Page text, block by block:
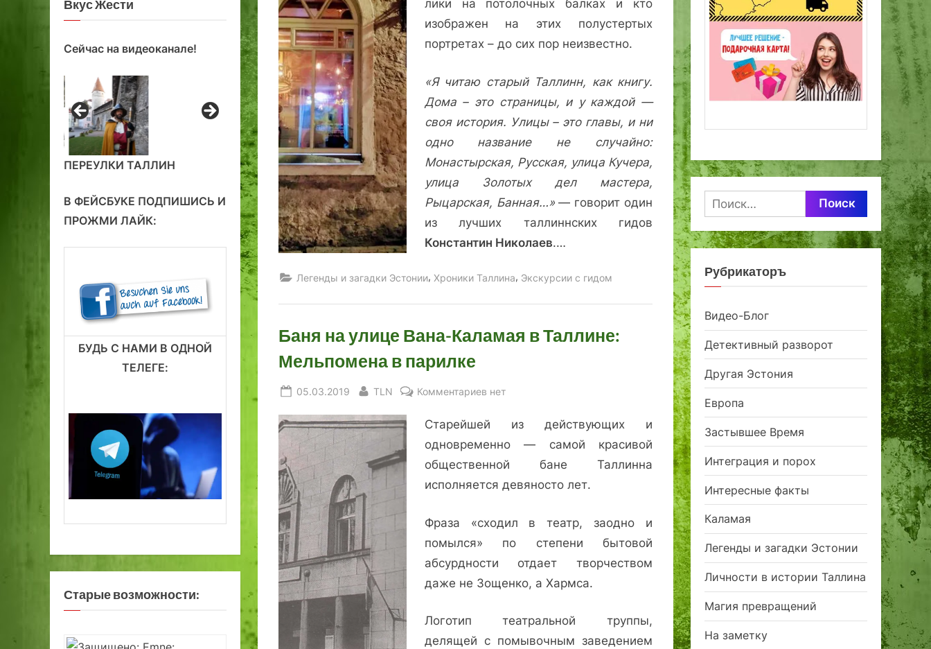
улице
Сауна
продолжают
тайну
лики на потолочных балках и кто
изображен на этих полустертых
портретах – до сих пор неизвестно.
«Я читаю старый Таллинн, как книгу.
Дома – это страницы, и у каждой —
своя история. Улицы – это главы, и ни
одно название не случайно:
Монастырская, Русская, улица Кучера,
улица Золотых дел мастера,
Рыцарская, Банная…»— говорит один
из лучших таллиннских гидов
Константин Николаев.…
Легенды и загадки Эстонии, Хроники Таллина, Экскурсии с гидом
Баня на улице Вана-Каламая в Таллине:
Мельпомена в парилке
Posted
05.03.2019 By
TLN Комментариев к
Баня
на
улице
Каламая
Таллине:
Мельпомена
в
парилке
нет
Старейшей из действующих и
одновременно — самой красивой
общественной бане Таллинна
исполняется девяносто лет.
Фраза «сходил в театр, заодно и
помылся» по степени бытовой
абсурдности отдает творчеством
даже не Зощенко, а Хармса.
Логотип театральной труппы,
делящей с помывочным заведением
Вкус Жести
Сейчас на видеоканале!
ПЕРЕУЛКИ ТАЛЛИН
В ФЕЙСБУКЕ ПОДПИШИСЬ И
ПРОЖМИ ЛАЙК:
БУДЬ С НАМИ В ОДНОЙ
ТЕЛЕГЕ:
Старые возможности:
Найти:
Рубрикаторъ
Видео-Блог
Детективный разворот
Другая Эстония
Европа
Застывшее Время
Интеграция и порох
Интересные факты
Каламая
Легенды и загадки Эстонии
Личности в истории Таллина
Магия превращений
На заметку